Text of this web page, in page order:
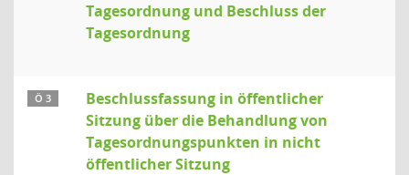
Tagesordnung und Beschluss der
Tagesordnung
Ö 3
Beschlussfassung in öffentlicher
Sitzung über die Behandlung von
Tagesordnungspunkten in nicht
öffentlicher Sitzung